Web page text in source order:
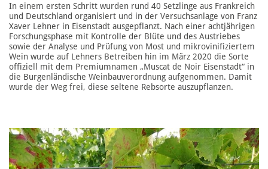
In einem ersten Schritt wurden rund 40 Setzlinge aus Frankreich
und Deutschland organisiert und in der Versuchsanlage von Franz
Xaver Lehner in Eisenstadt ausgepflanzt. Nach einer achtjährigen
Forschungsphase mit Kontrolle der Blüte und des Austriebes
sowie der Analyse und Prüfung von Most und mikrovinifiziertem
Wein wurde auf Lehners Betreiben hin im März 2020 die Sorte
offiziell mit dem Premiumnamen „Muscat de Noir Eisenstadt“ in
die Burgenländische Weinbauverordnung aufgenommen. Damit
wurde der Weg frei, diese seltene Rebsorte auszupflanzen.